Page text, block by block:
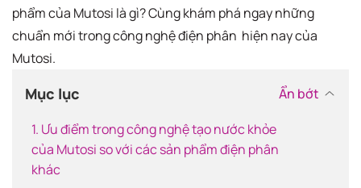
phẩm của Mutosi là gì? Cùng khám phá ngay những
chuẩn mới trong công nghệ điện phân hiện nay của
Mutosi.
Mục lục
Ẩn bớt
1. Ưu điểm trong công nghệ tạo nước khỏe
của Mutosi so với các sản phẩm điện phân
khác